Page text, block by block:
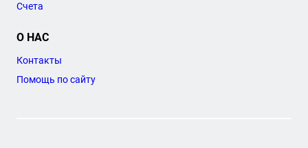
Счета
О НАС
Контакты
Помощь по сайту